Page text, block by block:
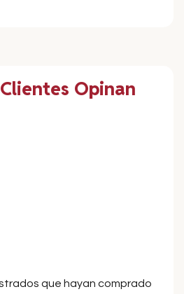
Opinan
que hayan comprado